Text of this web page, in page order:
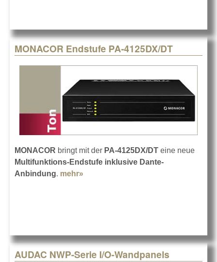
MONACOR Endstufe PA-4125DX/DT
MONACOR bringt mit der PA-4125DX/DT eine neue
Multifunktions-Endstufe inklusive Dante-
Anbindung. mehr»
AUDAC NWP-Serie I/O-Wandpanels